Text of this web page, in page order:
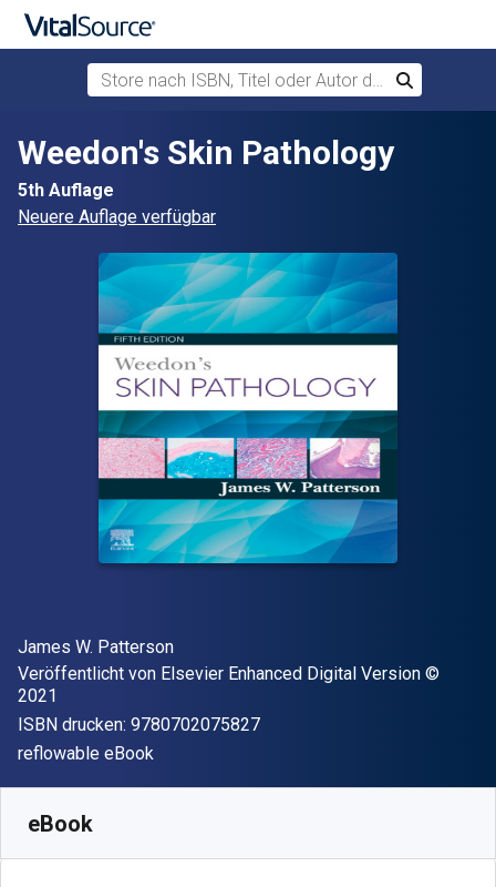
Zum Hauptinhalt springen
Store nach ISBN, Titel oder Autor durchsuchen
Suchen
Weedon's Skin Pathology
5th Auflage
Neuere Auflage verfügbar
Autor(en)
James W. Patterson
Verleger
Veröffentlicht von Elsevier Enhanced Digital Version ©
2021
ISBN drucken: 9780702075827"ISBN-13 9780702075827"
Format
reflowable eBook
eBook